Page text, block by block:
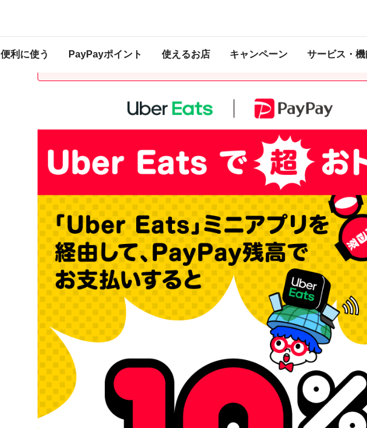
便利に使う PayPayポイント 使えるお店 キャンペーン サービス・
ります。